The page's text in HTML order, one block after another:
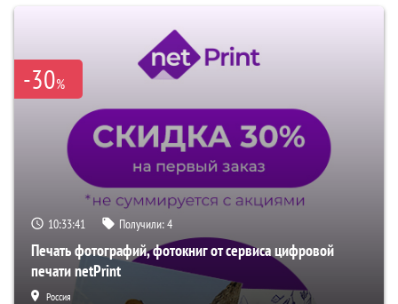
-30%
10:33:40 Получили:4
Печать фотографий, фотокниг от сервиса цифровой
печати netPrint
Россия